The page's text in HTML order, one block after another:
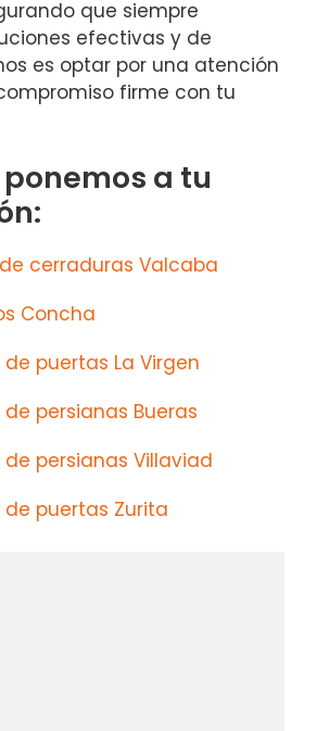
que siempre
efectivas y de
es optar por una atención
firme con tu
a tu
cerraduras Valcaba
Concha
puertas La Virgen
persianas Bueras
persianas Villaviad
puertas Zurita